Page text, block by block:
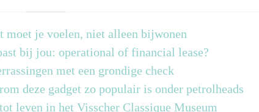
moet je voelen, niet alleen bijwonen
bij jou: operational of financial lease?
met een grondige check
deze gadget zo populair is onder petrolheads
leven in het Visscher Classique Museum